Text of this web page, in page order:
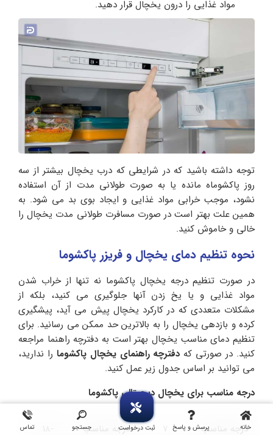
خانه پرسش و پاسخ ثبت درخواست جستجو تماس
مواد غذایی را درون یخچال قرار دهید.
توجه داشته باشید که در شرایطی که درب یخچال بیشتر از سه
روز پاکشوماه مانده یا به صورت طولانی مدت از آن استفاده
نشود، موجب خرابی مواد غذایی و ایجاد بوی بد می شود. به
همین علت بهتر است در صورت مسافرت طولانی مدت یخچال را
خالی و خاموش کنید.
نحوه تنظیم دمای یخچال و فریزر پاکشوما
در صورت تنظیم درجه یخچال پاکشوما نه تنها از خراب شدن
مواد غذایی و یا یخ زدن آنها جلوگیری می کنید، بلکه از
مشکلات متعددی که در کارکرد یخچال پیش می آید، پیشگیری
کرده و بازدهی یخچال را به بالاترین حد ممکن می رسانید. برای
تنظیم دمای مناسب یخچال بهتر است به دفترچه راهنما مراجعه
کنید. در صورتی که دفترچه راهنمای یخچال پاکشوما را ندارید،
می توانید بر اساس جدول زیر عمل کنید.
درجه مناسب برای یخچال دیجیتالی پاکشوما
درجه مناسب درجه مناسب